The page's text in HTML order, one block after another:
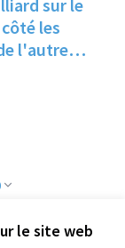
le site web
sur le
les
l'autre
à